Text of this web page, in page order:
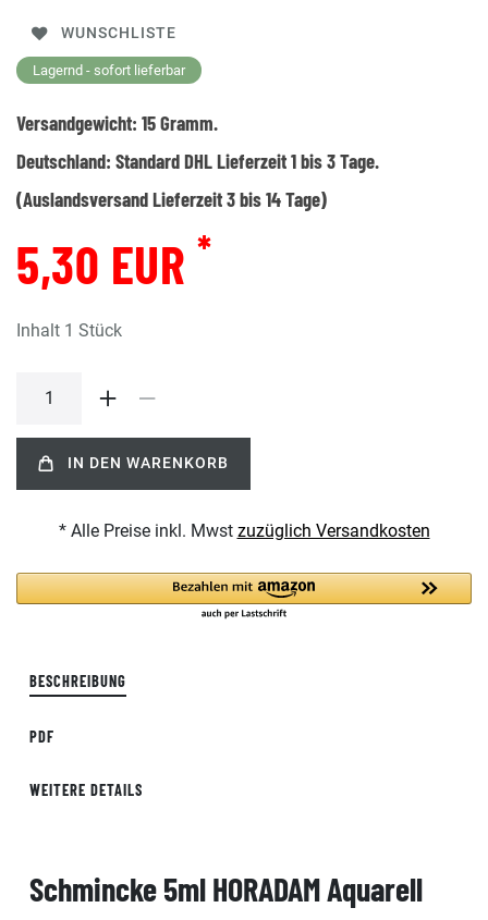
WUNSCHLISTE
Lagernd - sofort lieferbar
Versandgewicht: 15Gramm.
Deutschland: Standard DHL Lieferzeit 1 bis 3 Tage.
(Auslandsversand Lieferzeit 3 bis 14 Tage)
5,30 EUR *
Inhalt 1 Stück
IN DEN WARENKORB
* Alle Preise inkl. Mwst zuzüglich Versandkosten
BESCHREIBUNG
PDF
WEITERE DETAILS
Schmincke 5ml HORADAM Aquarell